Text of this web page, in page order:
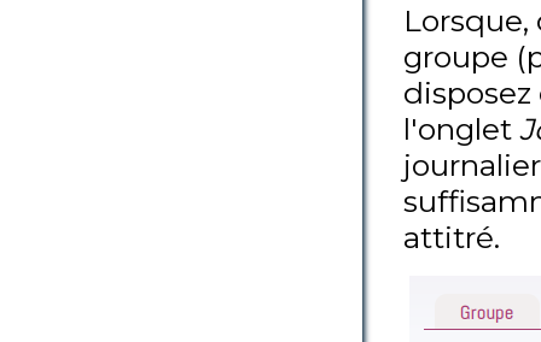
Lorsque,
groupe
l'onglet
attitré.